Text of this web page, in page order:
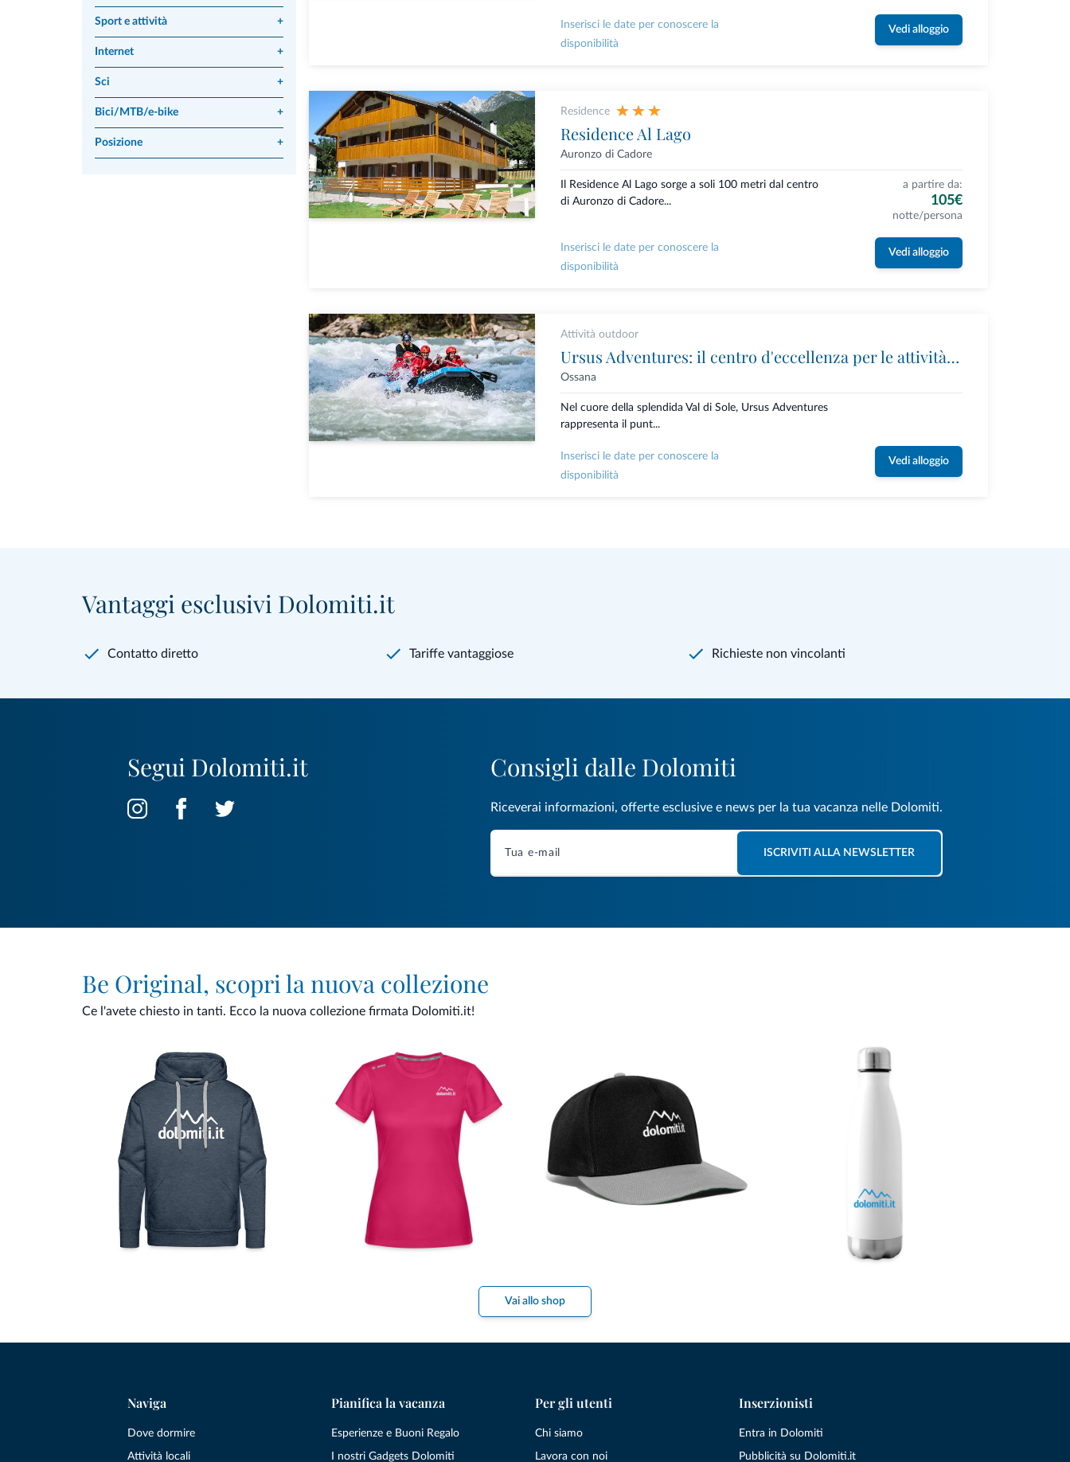
Sport e attività +
Internet +
Sci +
Bici/MTB/e-bike +
Posizione +
Inserisci le date per conoscere la
disponibilità
Vedi alloggio
Residence
Residence Al Lago
Auronzo di Cadore
Il Residence Al Lago sorge a soli 100 metri dal centro
di Auronzo di Cadore...
a partire da:
105€
notte/persona
Inserisci le date per conoscere la
disponibilità
Vedi alloggio
Attività outdoor
Ursus Adventures: il centro d'eccellenza per le attività outdoor premium in Trentino
Ossana
Nel cuore della splendida Val di Sole, Ursus Adventures
rappresenta il punt...
Inserisci le date per conoscere la
disponibilità
Vedi alloggio
Vantaggi esclusivi Dolomiti.it
Contatto diretto Tariffe vantaggiose Richieste non vincolanti
Segui Dolomiti.it Consigli dalle Dolomiti
Riceverai informazioni, offerte esclusive e news per la tua vacanza nelle Dolomiti.
ISCRIVITI ALLA NEWSLETTER
Be Original, scopri la nuova collezione
Ce l'avete chiesto in tanti. Ecco la nuova collezione firmata Dolomiti.it!
Vai allo shop
Naviga
Dove dormire
Attività locali
Pianifica la vacanza
Esperienze e Buoni Regalo
I nostri Gadgets Dolomiti
Per gli utenti
Chi siamo
Lavora con noi
Inserzionisti
Entra in Dolomiti
Pubblicità su Dolomiti.it